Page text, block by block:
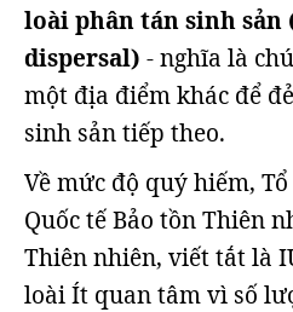
loài phân tán sinh sản
dispersal) - nghĩa là
một địa điểm khác để
sinh sản tiếp theo.
Về mức độ quý hiếm,
Quốc tế Bảo tồn Thiên
Thiên nhiên, viết tắt là
loài Ít quan tâm vì số